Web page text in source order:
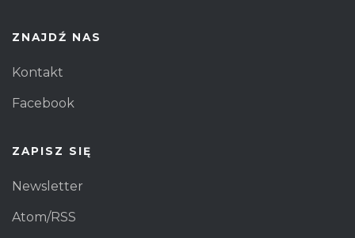
ZNAJDŹ NAS
Kontakt
Facebook
ZAPISZ SIĘ
Newsletter
Atom/RSS